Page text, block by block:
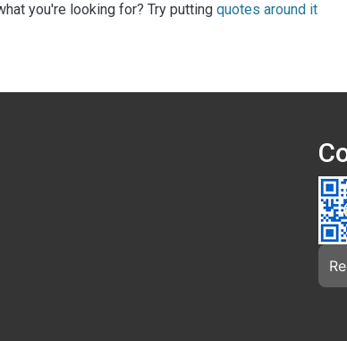
you're looking for? Try putting quotes around it